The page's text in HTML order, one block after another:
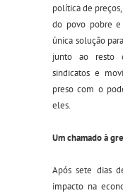
política de
do povo pobre e
única solução
junto ao resto
sindicatos e
preso com o
eles.
Um chamado à
Após sete dias
impacto na